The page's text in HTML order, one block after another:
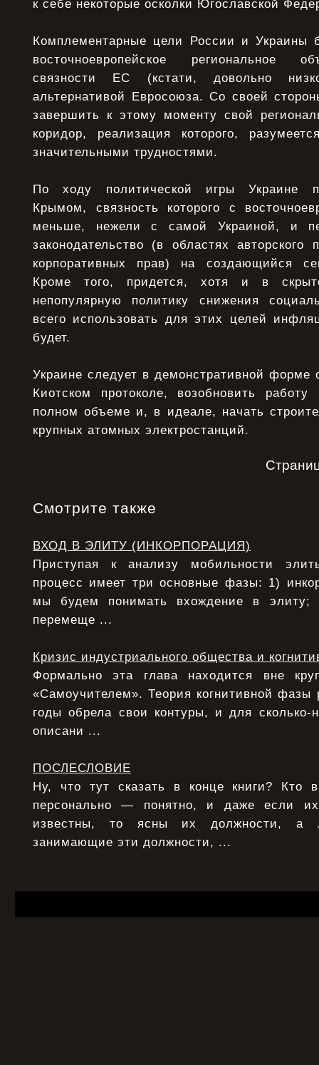
к себе некоторые осколки Югославской
Комплементарные цели России и Украины
восточноевропейское региональное
связности ЕС (кстати, довольно
альтернативой Евросоюза. Со своей
завершить к этому моменту свой
коридор, реализация которого,
значительными трудностями.
По ходу политической игры Украине
Крымом, связность которого с
меньше, нежели с самой Украиной, и
законодательство (в областях
корпоративных прав) на создающийся
Кроме того, придется, хотя и в
непопулярную политику снижения
всего использовать для этих целей
будет.
Украине следует в демонстративной форме
Киотском протоколе, возобновить
полном объеме и, в идеале, начать
крупных атомных электростанций.
Смотрите также
ВХОД В ЭЛИТУ (ИНКОРПОРАЦИЯ)
Приступая к анализу мобильности
процесс имеет три основные фазы: 1)
мы будем понимать вхождение в
перемеще ...
Кризис индустриального общества и
Формально эта глава находится вне
«Самоучителем». Теория когнитивной
годы обрела свои контуры, и для сколько-
описани ...
ПОСЛЕСЛОВИЕ
Ну, что тут сказать в конце книги? Кто
персонально — понятно, и даже если
известны, то ясны их должности, а
занимающие эти должности, ...